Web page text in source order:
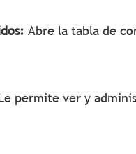
Abre la tabla de
permite ver y